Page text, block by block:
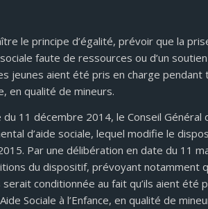
le principe d’égalité, prévoir que la
faute de ressources ou d’un
jeunes aient été pris en charge pendant
en qualité de mineurs.
11 décembre 2014, le Conseil Général
d’aide sociale, lequel modifie le
Par une délibération en date du 11
du dispositif, prévoyant notamment
conditionnée au fait qu’ils aient été
Sociale à l’Enfance, en qualité de